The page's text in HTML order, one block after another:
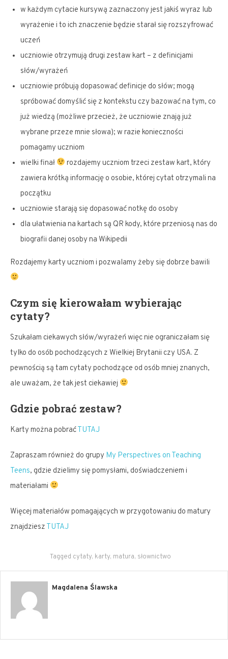
w każdym cytacie kursywą zaznaczony jest jakiś wyraz lub
wyrażenie i to ich znaczenie będzie starał się rozszyfrować
uczeń
uczniowie otrzymują drugi zestaw kart – z definicjami
słów/wyrażeń
uczniowie próbują dopasować definicje do słów; mogą
spróbować domyślić się z kontekstu czy bazować na tym, co
już wiedzą (możliwe przecież, że uczniowie znają już
wybrane przeze mnie słowa); w razie konieczności
pomagamy uczniom
wielki finał
rozdajemy uczniom trzeci zestaw kart, który
zawiera krótką informację o osobie, której cytat otrzymali na
początku
uczniowie starają się dopasować notkę do osoby
dla ułatwienia na kartach są QR kody, które przeniosą nas do
biografii danej osoby na Wikipedii
Rozdajemy karty uczniom i pozwalamy żeby się dobrze bawili
Czym się kierowałam wybierając
cytaty?
Szukałam ciekawych słów/wyrażeń więc nie ograniczałam się
tylko do osób pochodzących z Wielkiej Brytanii czy USA. Z
pewnością są tam cytaty pochodzące od osób mniej znanych,
ale uważam, że tak jest ciekawiej
Gdzie pobrać zestaw?
Karty można pobraćTUTAJ
Zapraszam również do grupy My Perspectives on Teaching
Teens, gdzie dzielimy się pomysłami, doświadczeniem i
materiałami
Więcej materiałów pomagających w przygotowaniu do matury
znajdziesz TUTAJ
Tagged cytaty, karty, matura, słownictwo
Magdalena Ślawska